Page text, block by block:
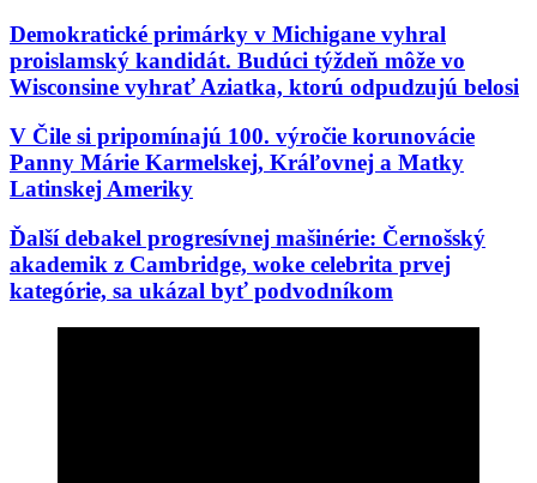
Demokratické primárky v Michigane vyhral
proislamský kandidát. Budúci týždeň môže vo
Wisconsine vyhrať Aziatka, ktorú odpudzujú belosi
V Čile si pripomínajú 100. výročie korunovácie
Panny Márie Karmelskej, Kráľovnej a Matky
Latinskej Ameriky
Ďalší debakel progresívnej mašinérie: Černošský
akademik z Cambridge, woke celebrita prvej
kategórie, sa ukázal byť podvodníkom